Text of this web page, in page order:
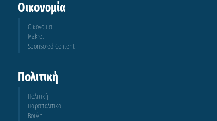
Οικονομία
Οικονομία
Makret
Sponsored Content
Πολιτική
Πολιτική
Παραπολιτικά
Βουλή